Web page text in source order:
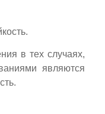
в тех случаях,
являются